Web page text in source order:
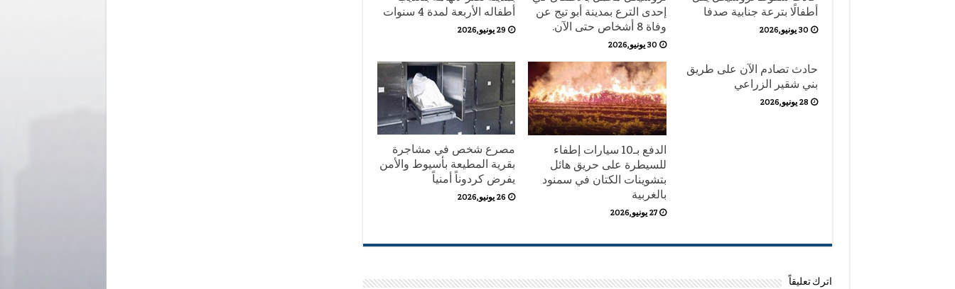
أطفالًا بترعة جنابية صدفا
30 يونيو,2026
إحدى الترع بمدينة أبو تيج عن
وفاة 8 أشخاص حتى الآن.
30 يونيو,2026
أطفاله الأربعة لمدة 4 سنوات
29 يونيو,2026
حادث تصادم الآن على طريق
بني شقير الزراعي
28 يونيو,2026
الدفع بـ10 سيارات إطفاء
للسيطرة على حريق هائل
بتشوينات الكتان في سمنود
بالغربية
27 يونيو,2026
مصرع شخص في مشاجرة
بقرية المطيعة بأسيوط والأمن
يفرض كردوناً أمنياً
26 يونيو,2026
اترك تعليقاً